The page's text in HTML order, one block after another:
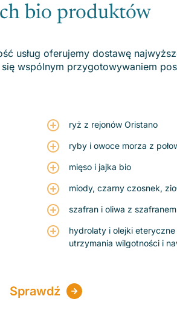
bio produktów
usług oferujemy dostawę
wspólnym przygotowywaniem
ryż z rejonów Oristano
ryby i owoce morza z
mięso i jajka bio
miody, czarny czosnek,
szafran i oliwa z szafranem
hydrolaty i olejki
utrzymania wilgotności i
Sprawdź